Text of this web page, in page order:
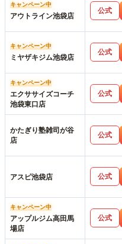
キャンペーン中
アウトライン池袋店
公式
キャンペーン中
ミヤザキジム池袋店
公式
キャンペーン中
エクササイズコーチ
池袋東口店
公式
かたぎり塾雑司が谷
店
公式
アスピ池袋店 公式
キャンペーン中
アップルジム高田馬
場店
公式